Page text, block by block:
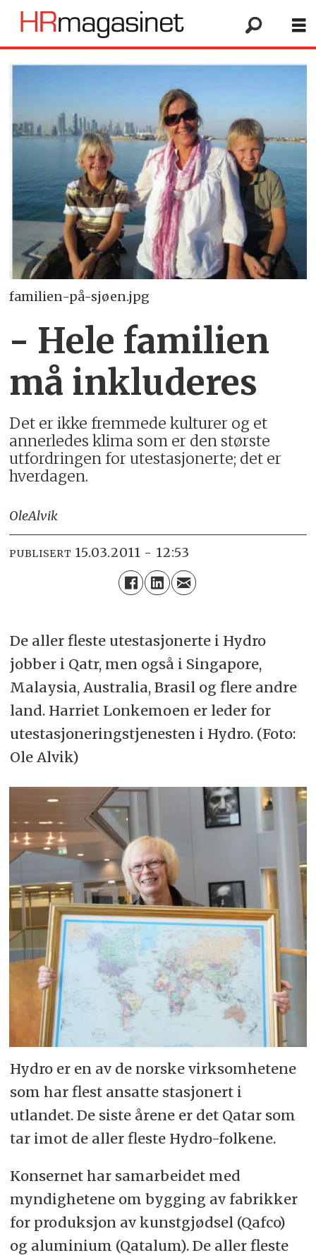
familien-på-sjøen.jpg
- Hele familien
må inkluderes
Det er ikke fremmede kulturer og et
annerledes klima som er den største
utfordringen for utestasjonerte; det er
hverdagen.
OleAlvik
PUBLISERT 15.03.2011 - 12:53
De aller fleste utestasjonerte i Hydro
jobber i Qatr, men også i Singapore,
Malaysia, Australia, Brasil og flere andre
land. Harriet Lonkemoen er leder for
utestasjoneringstjenesten i Hydro. (Foto:
Ole Alvik)
Hydro er en av de norske virksomhetene
som har flest ansatte stasjonert i
utlandet. De siste årene er det Qatar som
tar imot de aller fleste Hydro-folkene.
Konsernet har samarbeidet med
myndighetene om bygging av fabrikker
for produksjon av kunstgjødsel (Qafco)
og aluminium (Qatalum). De aller fleste